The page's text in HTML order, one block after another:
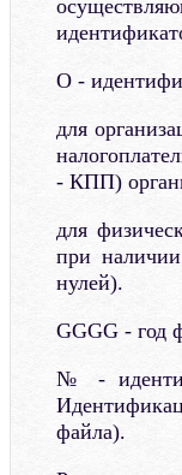
O -
для
- КПП)
для
при
нулей).
GGGG - год
№ -
файла).